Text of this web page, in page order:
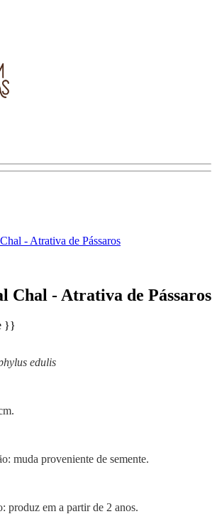
- Atrativa de Pássaros
Chal - Atrativa de Pássaros
}}
edulis
muda proveniente de semente.
produz em a partir de 2 anos.